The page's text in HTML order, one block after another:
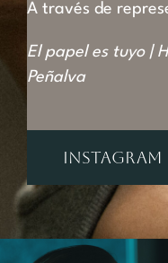
A través de
El papel es tuyo |
Peñalva
INSTAGRAM